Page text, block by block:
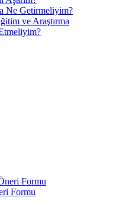
Ne Getirmeliyim?
ve Araştırma
Formu
Formu